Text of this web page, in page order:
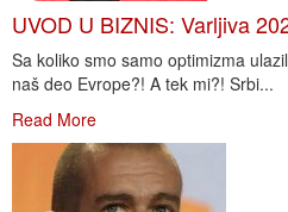
UVOD U BIZNIS: Varljiva
Sa koliko smo samo optimizma
naš deo Evrope?! A tek mi?! Srbi...
Read More